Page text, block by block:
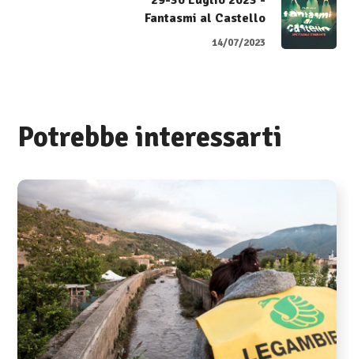
Fantasmi al Castello
14/07/2023
Potrebbe interessarti